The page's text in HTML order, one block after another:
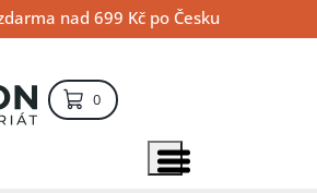
nad 699 Kč po Česku
0položek – košík
Zobrazit položky menu